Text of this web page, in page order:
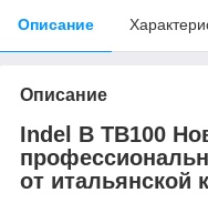
Описание
Описание
Indel B TB100
от итальянской